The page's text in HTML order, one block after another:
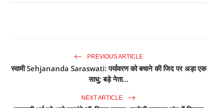
PREVIOUS ARTICLE
स्वामी Sehjananda Saraswati: पर्यावरण को बचाने की जिद पर अड़ा एक
साधु; बड़े नेता...
NEXT ARTICLE